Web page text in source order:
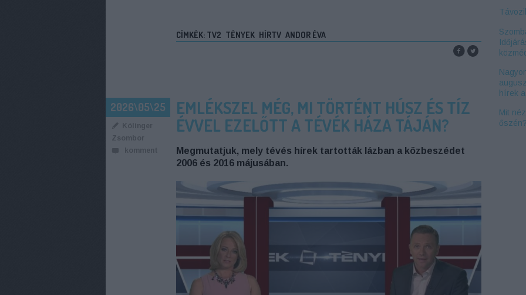
CÍMKÉK: TV2 TÉNYEK HÍRTV ANDOR ÉVA
2026\05\25
Kólinger
Zsombor
komment
EMLÉKSZEL MÉG, MI TÖRTÉNT HÚSZ ÉS TÍZ
ÉVVEL EZELŐTT A TÉVÉK HÁZA TÁJÁN?
Megmutatjuk, mely tévés hírek tartották lázban a közbeszédet
2006 és 2016 májusában.
hírek
Mit
őszén?